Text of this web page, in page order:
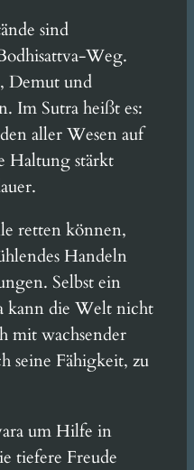
sind
Weg.
Demut und
Im Sutra heißt es:
aller Wesen auf
Haltung stärkt
retten können,
Handeln
Selbst ein
kann die Welt nicht
mit wachsender
seine Fähigkeit, zu
um Hilfe in
tiefere Freude